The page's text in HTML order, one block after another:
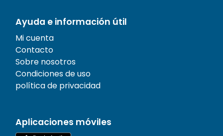
Ayuda e información útil
Mi cuenta
Contacto
Sobre nosotros
Condiciones de uso
política de privacidad
Aplicaciones móviles